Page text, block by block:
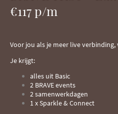
€117 p/m
Voor jou als je meer live
Je krijgt:
alles uit Basic
2 BRAVE events
2 samenwerkdagen
1 x Sparkle & Connect